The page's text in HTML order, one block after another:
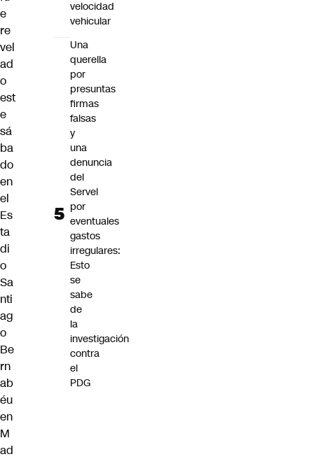
e
re
vel
ad
o
est
e
sá
ba
do
en
el
Es
ta
di
o
Sa
nti
ag
o
Be
rn
ab
éu
en
M
ad
velocidad
vehicular
Una
querella
por
presuntas
firmas
falsas
y
una
denuncia
del
Servel
por
eventuales
gastos
irregulares:
Esto
se
sabe
de
la
investigación
contra
el
PDG